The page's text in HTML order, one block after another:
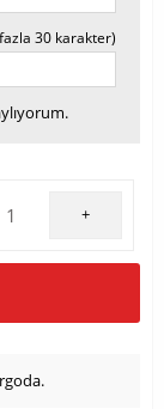
30 karakter)
+